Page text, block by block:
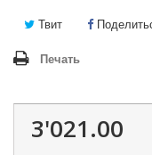
Твит
Печать
3'021.00